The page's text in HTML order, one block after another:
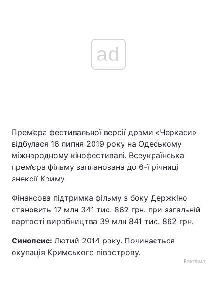
ad
Прем’єра фестивальної версії драми «Черкаси»
відбулася 16 липня 2019 року на Одеському
міжнародному кінофестивалі. Всеукраїнська
прем’єра фільму запланована до 6-ї річниці
анексії Криму.
Фінансова підтримка фільму з боку Держкіно
становить 17 млн 341 тис. 862 грн. при загальній
вартості виробництва 39 млн 841 тис. 862 грн.
Синопсис: Лютий 2014 року. Починається
окупація Кримського півострову.
Реклама